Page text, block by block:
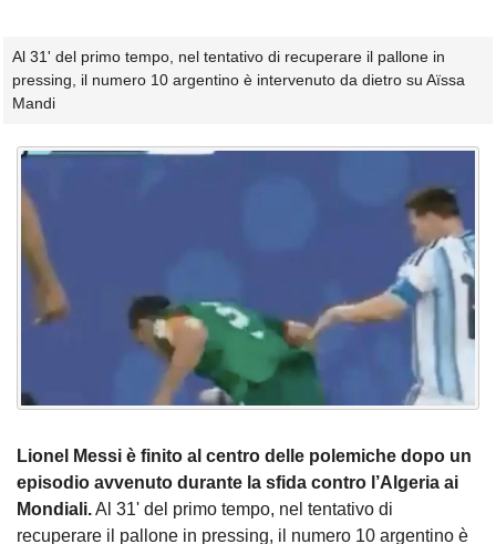
Al 31' del primo tempo, nel tentativo di recuperare il pallone in
pressing, il numero 10 argentino è intervenuto da dietro su Aïssa
Mandi
Lionel Messi è finito al centro delle polemiche dopo un
episodio avvenuto durante la sfida contro l’Algeria ai
Mondiali.Al 31' del primo tempo, nel tentativo di
recuperare il pallone in pressing, il numero 10 argentino è